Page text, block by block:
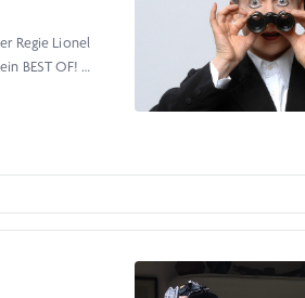
Regie Lionel
BEST OF! …